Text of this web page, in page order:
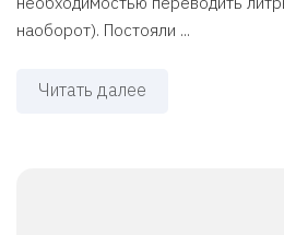
наоборот). Постояли ...
Читать далее